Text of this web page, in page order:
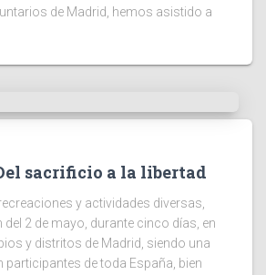
de Madrid, hemos asistido a
sacrificio a la libertad
y actividades diversas,
2 de mayo, durante cinco días, en
y distritos de Madrid, siendo una
participantes de toda España, bien